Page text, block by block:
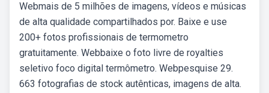
Webmais de 5 milhões de imagens, vídeos e músicas
de alta qualidade compartilhados por. Baixe e use
200+ fotos profissionais de termometro
gratuitamente. Webbaixe o foto livre de royalties
seletivo foco digital termômetro. Webpesquise 29.
663 fotografias de stock autênticas, imagens de alta.